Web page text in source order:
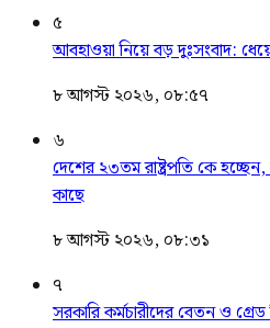
৫
আবহাওয়া নিয়ে বড় দুঃসংবাদ:
৮ আগস্ট ২০২৬, ০৮:৫৭
৬
দেশের ২৩তম রাষ্ট্রপতি কে হচ্ছেন,
কাছে
৮ আগস্ট ২০২৬, ০৮:৩১
৭
সরকারি কর্মচারীদের বেতন ও গ্রেড